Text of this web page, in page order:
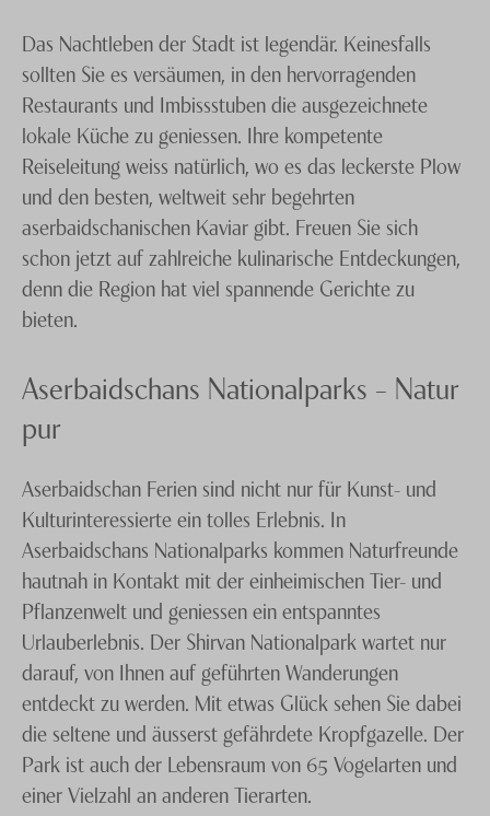
Das Nachtleben der Stadt ist legendär. Keinesfalls
sollten Sie es versäumen, in den hervorragenden
Restaurants und Imbissstuben die ausgezeichnete
lokale Küche zu geniessen. Ihre kompetente
Reiseleitung weiss natürlich, wo es das leckerste Plow
und den besten, weltweit sehr begehrten
aserbaidschanischen Kaviar gibt. Freuen Sie sich
schon jetzt auf zahlreiche kulinarische Entdeckungen,
denn die Region hat viel spannende Gerichte zu
bieten.
Aserbaidschans Nationalparks – Natur
pur
Aserbaidschan Ferien sind nicht nur für Kunst- und
Kulturinteressierte ein tolles Erlebnis. In
Aserbaidschans Nationalparks kommen Naturfreunde
hautnah in Kontakt mit der einheimischen Tier- und
Pflanzenwelt und geniessen ein entspanntes
Urlauberlebnis. Der Shirvan Nationalpark wartet nur
darauf, von Ihnen auf geführten Wanderungen
entdeckt zu werden. Mit etwas Glück sehen Sie dabei
die seltene und äusserst gefährdete Kropfgazelle. Der
Park ist auch der Lebensraum von 65 Vogelarten und
einer Vielzahl an anderen Tierarten.